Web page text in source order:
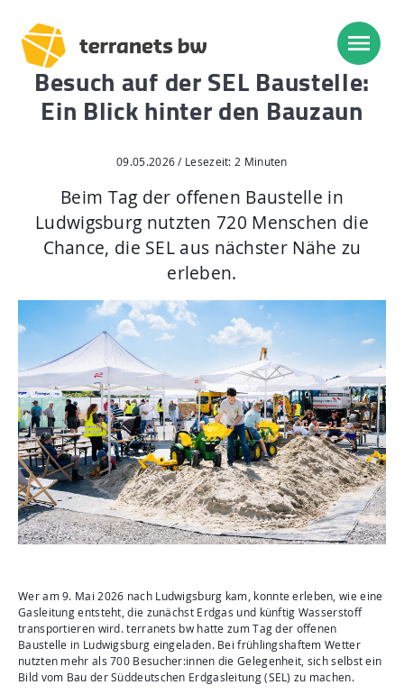
Lampertheim – Heidelberg
Heidelberg – Heilbronn
Heilbronn – Löchgau
Löchgau – Esslingen a. N.
Start
Planung, Bau, Betrieb
Aktuelles
Mediathek
Newsletter
Kontakt
Suche
Besuch auf der SEL Baustelle:
Ein Blick hinter den Bauzaun
09.05.2026 / Lesezeit: 2 Minuten
Beim Tag der offenen Baustelle in
Ludwigsburg nutzten 720 Menschen die
Chance, die SEL aus nächster Nähe zu
erleben.
Wer am 9. Mai 2026 nach Ludwigsburg kam, konnte erleben, wie eine
Gasleitung entsteht, die zunächst Erdgas und künftig Wasserstoff
transportieren wird. terranets bw hatte zum Tag der offenen
Baustelle in Ludwigsburg eingeladen. Bei frühlingshaftem Wetter
nutzten mehr als 700 Besucher:innen die Gelegenheit, sich selbst ein
Bild vom Bau der Süddeutschen Erdgasleitung (SEL) zu machen.